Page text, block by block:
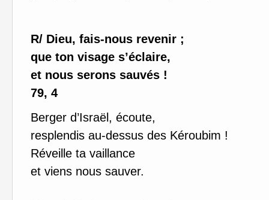
R/ Dieu, fais-nous revenir ;
que ton visage s’éclaire,
et nous serons sauvés !
79, 4
Berger d’Israël, écoute,
resplendis au-dessus des Kéroubim !
Réveille ta vaillance
et viens nous sauver.